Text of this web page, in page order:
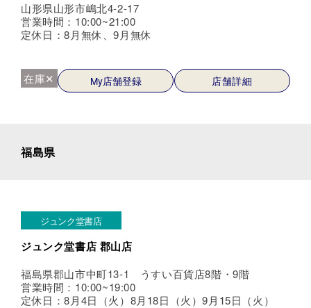
山形県山形市嶋北4-2-17
営業時間：10:00~21:00
定休日：8月無休、9月無休
在庫✕ My店舗登録 店舗詳細
福島県
ジュンク堂書店
ジュンク堂書店 郡山店
福島県郡山市中町13-1 うすい百貨店8階・9階
営業時間：10:00~19:00
定休日：8月4日（火）8月18日（火）9月15日（火）